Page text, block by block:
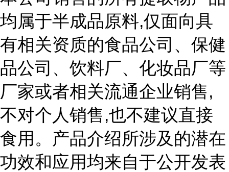
均属于半成品原料,仅面向具
有相关资质的食品公司、保健
品公司、饮料厂、化妆品厂等
厂家或者相关流通企业销售,
不对个人销售,也不建议直接
食用。产品介绍所涉及的潜在
功效和应用均来自于公开发表